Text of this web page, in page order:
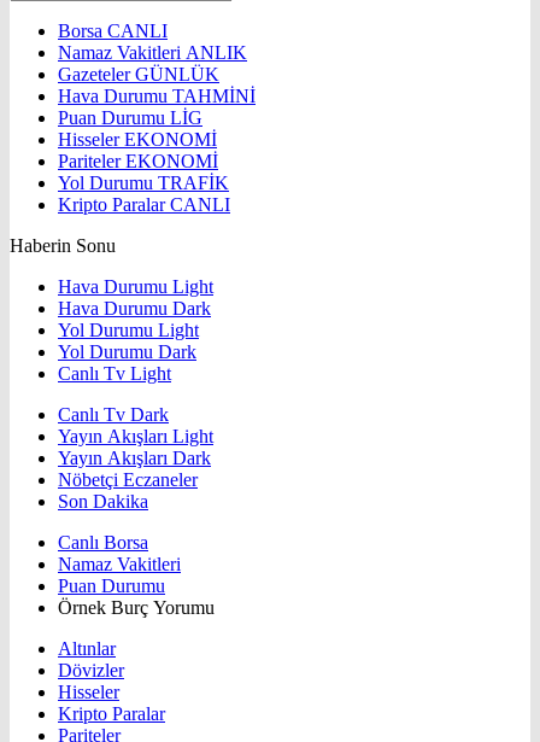
Borsa CANLI
Namaz Vakitleri ANLIK
GazetelerGÜNLÜK
Hava Durumu TAHMİNİ
Puan Durumu LİG
HisselerEKONOMİ
ParitelerEKONOMİ
Yol Durumu TRAFİK
Kripto ParalarCANLI
Haberin Sonu
Hava Durumu Light
Hava Durumu Dark
Yol Durumu Light
Yol Durumu Dark
Canlı Tv Light
Canlı Tv Dark
Yayın Akışları Light
Yayın Akışları Dark
Nöbetçi Eczaneler
Son Dakika
Canlı Borsa
Namaz Vakitleri
Puan Durumu
Örnek Burç Yorumu
Altınlar
Dövizler
Hisseler
Kripto Paralar
Pariteler